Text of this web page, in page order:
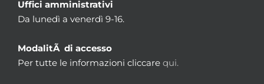
Uffici amministrativi
Da lunedì a venerdì 9-16.
ModalitÃ di accesso
Per tutte le informazioni cliccare qui.